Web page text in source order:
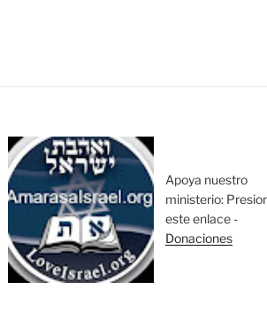
Apoya nuestro
ministerio:
este enlace -
Donaciones